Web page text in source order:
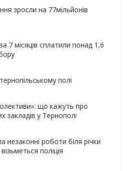
зросли на 77мільйонів
7 місяців сплатили понад 1,6
полі
що кажуть про
закладів у Тернополі
незаконні роботи біля річки
поліція